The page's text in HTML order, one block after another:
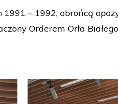
– 1992, obrońcą
Orderem Orła